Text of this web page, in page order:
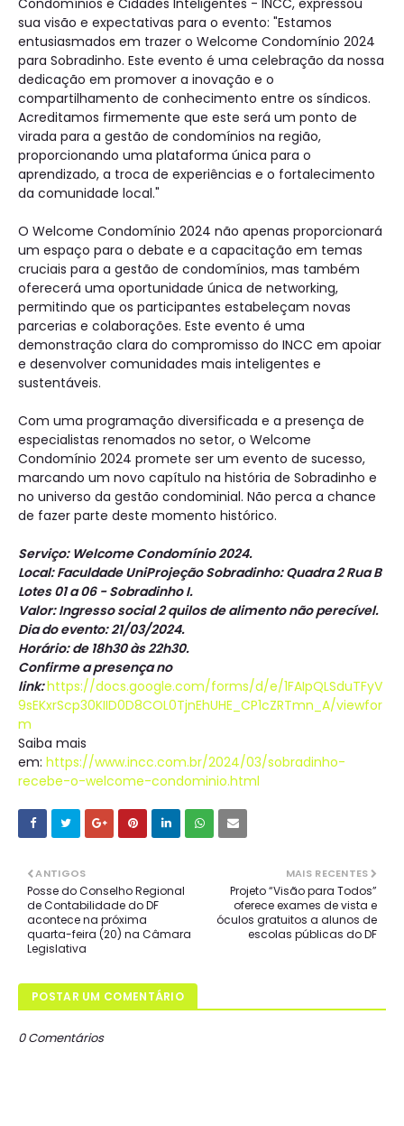
Condomínios e Cidades Inteligentes - INCC, expressou
sua visão e expectativas para o evento: "Estamos
entusiasmados em trazer o Welcome Condomínio 2024
para Sobradinho. Este evento é uma celebração da nossa
dedicação em promover a inovação e o
compartilhamento de conhecimento entre os síndicos.
Acreditamos firmemente que este será um ponto de
virada para a gestão de condomínios na região,
proporcionando uma plataforma única para o
aprendizado, a troca de experiências e o fortalecimento
da comunidade local."
O Welcome Condomínio 2024 não apenas proporcionará
um espaço para o debate e a capacitação em temas
cruciais para a gestão de condomínios, mas também
oferecerá uma oportunidade única de networking,
permitindo que os participantes estabeleçam novas
parcerias e colaborações. Este evento é uma
demonstração clara do compromisso do INCC em apoiar
e desenvolver comunidades mais inteligentes e
sustentáveis.
Com uma programação diversificada e a presença de
especialistas renomados no setor, o Welcome
Condomínio 2024 promete ser um evento de sucesso,
marcando um novo capítulo na história de Sobradinho e
no universo da gestão condominial. Não perca a chance
de fazer parte deste momento histórico.
Serviço: Welcome Condomínio 2024.
Local: Faculdade UniProjeção Sobradinho: Quadra 2 Rua B
Lotes 01 a 06 - Sobradinho I.
Valor: Ingresso social 2 quilos de alimento não perecível.
Dia do evento: 21/03/2024.
Horário: de 18h30 às 22h30.
Confirme a presença no
link:https://docs.google.com/forms/d/e/1FAIpQLSduTFyV
9sEKxrScp30KIID0D8COL0TjnEhUHE_CP1cZRTmn_A/viewfor
m
Saiba mais
em: https://www.incc.com.br/2024/03/sobradinho-
recebe-o-welcome-condominio.html
MAIS RECENTES
Projeto “Visão para Todos”
oferece exames de vista e
óculos gratuitos a alunos de
escolas públicas do DF
ANTIGOS
Posse do Conselho Regional
de Contabilidade do DF
acontece na próxima
quarta-feira (20) na Câmara
Legislativa
POSTAR UM COMENTÁRIO
0 Comentários